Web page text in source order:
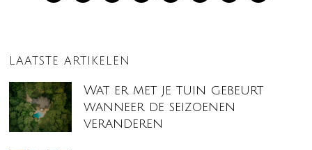
LAATSTE ARTIKELEN
Wat er met je tuin gebeurt
wanneer de seizoenen
veranderen